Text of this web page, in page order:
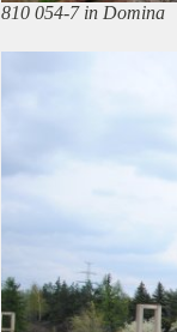
810 054-7 in Domina